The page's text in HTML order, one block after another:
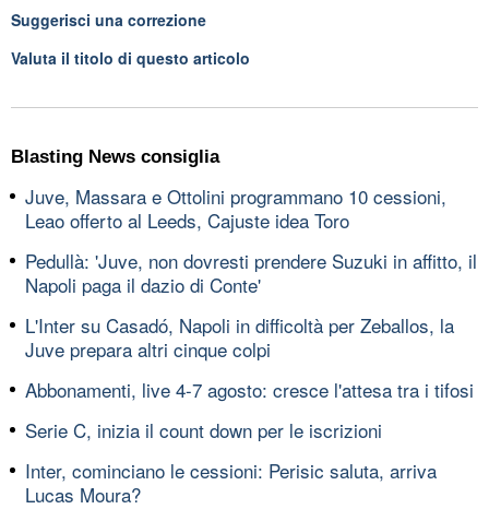
Suggerisci una correzione
Valuta il titolo di questo articolo
Blasting News consiglia
Juve, Massara e Ottolini programmano 10 cessioni,
Leao offerto al Leeds, Cajuste idea Toro
Pedullà: 'Juve, non dovresti prendere Suzuki in affitto, il
Napoli paga il dazio di Conte'
L'Inter su Casadó, Napoli in difficoltà per Zeballos, la
Juve prepara altri cinque colpi
Abbonamenti, live 4-7 agosto: cresce l'attesa tra i tifosi
Serie C, inizia il count down per le iscrizioni
Inter, cominciano le cessioni: Perisic saluta, arriva
Lucas Moura?